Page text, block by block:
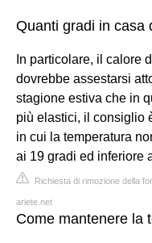
Quanti gradi in casa
In particolare, il calore
dovrebbe assestarsi
stagione estiva che in
più elastici, il consiglio
in cui la temperatura
ai 19 gradi ed inferiore
Richiesta di rimozione della
ariete.net
Come mantenere la